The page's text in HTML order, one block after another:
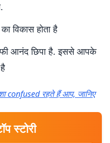
विकास होता है
आनंद छिपा है. इससे आपके
confused रहते हैं आप, जानिए
स्टोरी